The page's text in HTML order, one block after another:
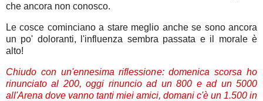
che ancora non conosco.
Le cosce cominciano a stare meglio anche se sono ancora
un po' doloranti, l'influenza sembra passata e il morale è
alto!
Chiudo con un'ennesima riflessione: domenica scorsa ho
rinunciato al 200, oggi rinuncio ad un 800 e ad un 5000
all'Arena dove vanno tanti miei amici, domani c'è un 1.500 in